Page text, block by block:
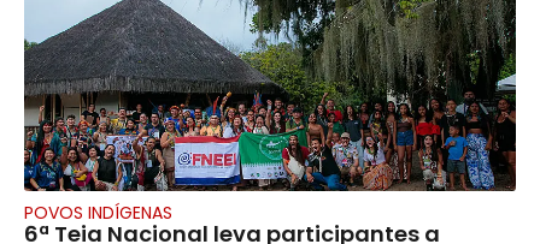
POVOS INDÍGENAS
6ª Teia Nacional leva participantes a